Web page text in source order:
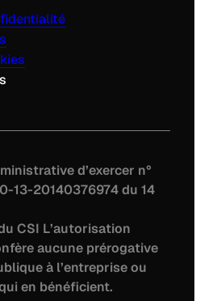
d’exercer n°
13-20140376974 du 14
CSI L’autorisation
aucune prérogative
à l’entreprise ou
en bénéficient.